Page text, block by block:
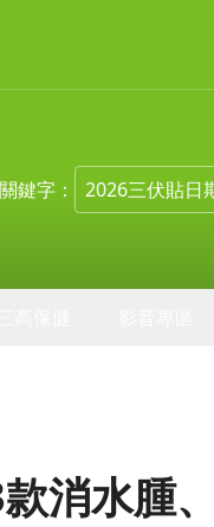
鍵字： 2026三伏貼日
消水腫